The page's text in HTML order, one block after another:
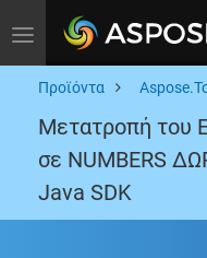
Toggle navigation
Προϊόντα
Μετατροπή του
σε NUMBERS
Java SDK